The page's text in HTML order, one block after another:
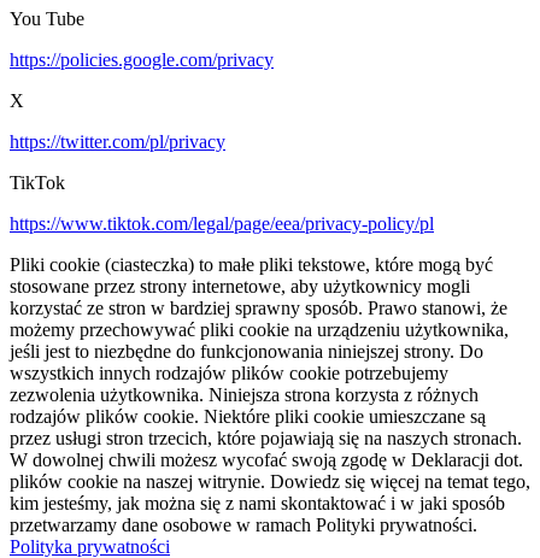
You Tube
https://policies.google.com/privacy
X
https://twitter.com/pl/privacy
TikTok
https://www.tiktok.com/legal/page/eea/privacy-policy/pl
Pliki cookie (ciasteczka) to małe pliki tekstowe, które mogą być
stosowane przez strony internetowe, aby użytkownicy mogli
korzystać ze stron w bardziej sprawny sposób. Prawo stanowi, że
możemy przechowywać pliki cookie na urządzeniu użytkownika,
jeśli jest to niezbędne do funkcjonowania niniejszej strony. Do
wszystkich innych rodzajów plików cookie potrzebujemy
zezwolenia użytkownika. Niniejsza strona korzysta z różnych
rodzajów plików cookie. Niektóre pliki cookie umieszczane są
przez usługi stron trzecich, które pojawiają się na naszych stronach.
W dowolnej chwili możesz wycofać swoją zgodę w Deklaracji dot.
plików cookie na naszej witrynie. Dowiedz się więcej na temat tego,
kim jesteśmy, jak można się z nami skontaktować i w jaki sposób
przetwarzamy dane osobowe w ramach Polityki prywatności.
Polityka prywatności